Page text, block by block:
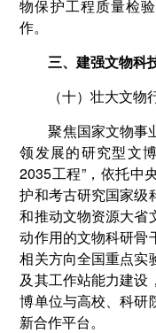
物保护工程质量检
作。
三、建强文物科
（十）壮大文
聚焦国家文物事
领发展的研究型文
2035工程”，依托中
护和考古研究国家级
和推动文物资源大省
动作用的文物科研骨
相关方向全国重点实
及其工作站能力建设
博单位与高校、科研
新合作平台。